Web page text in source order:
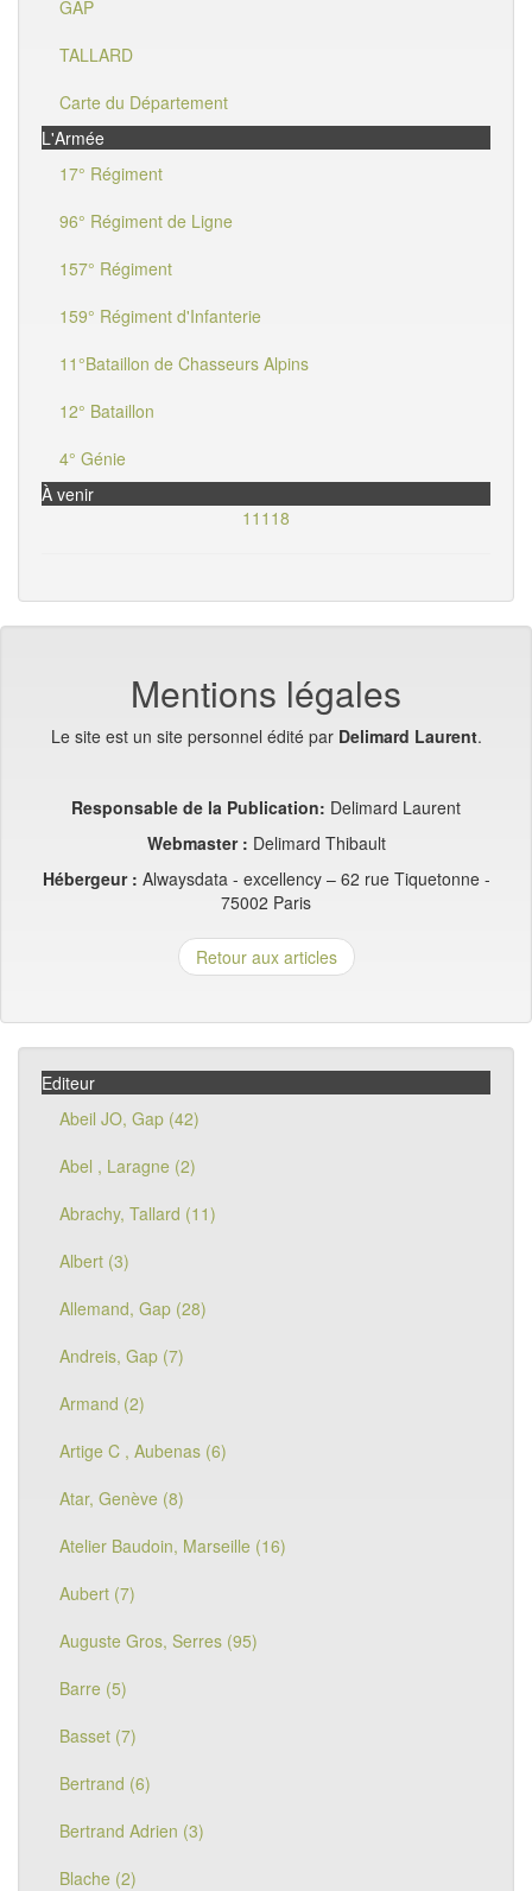
GAP
TALLARD
Carte du Département
L'Armée
17° Régiment
96° Régiment de Ligne
157° Régiment
159° Régiment d'Infanterie
11°Bataillon de Chasseurs Alpins
12° Bataillon
4° Génie
À venir
11118
Mentions légales
Le site est un site personnel édité par Delimard Laurent.
Responsable de la Publication: Delimard Laurent
Webmaster : Delimard Thibault
Hébergeur : Alwaysdata - excellency – 62 rue Tiquetonne -
75002 Paris
Retour aux articles
Editeur
Abeil JO, Gap (42)
Abel , Laragne (2)
Abrachy, Tallard (11)
Albert (3)
Allemand, Gap (28)
Andreis, Gap (7)
Armand (2)
Artige C , Aubenas (6)
Atar, Genève (8)
Atelier Baudoin, Marseille (16)
Aubert (7)
Auguste Gros, Serres (95)
Barre (5)
Basset (7)
Bertrand (6)
Bertrand Adrien (3)
Blache (2)